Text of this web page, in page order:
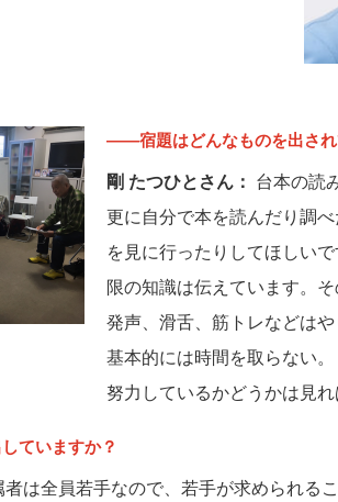
――宿題はどんなものを出され
剛 たつひとさん：
台本の読
更に自分で本を読んだり調
を見に行ったりしてほしい
限の知識は伝えています。そ
発声、滑舌、筋トレなどは
基本的には時間を取らない。
努力しているかどうかは見れ
ていますか？
者は全員若手なので、若手が求められる